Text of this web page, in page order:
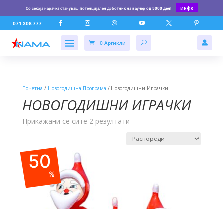
Со секоја нарачка стануваш потенцијален доботник на ваучер од 5000 ден! Инфо
071 308 777      
0 Артикли 
Почетна / Новогодишна Програма / Новогодишни Играчки
НОВОГОДИШНИ ИГРАЧКИ
Прикажани се сите 2 резултати
50
%